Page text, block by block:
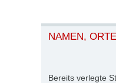
NAMEN,
Bereits verlegte